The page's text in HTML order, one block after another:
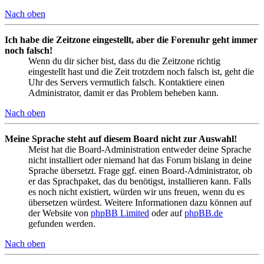
Nach oben
Ich habe die Zeitzone eingestellt, aber die Forenuhr geht immer
noch falsch!
Wenn du dir sicher bist, dass du die Zeitzone richtig
eingestellt hast und die Zeit trotzdem noch falsch ist, geht die
Uhr des Servers vermutlich falsch. Kontaktiere einen
Administrator, damit er das Problem beheben kann.
Nach oben
Meine Sprache steht auf diesem Board nicht zur Auswahl!
Meist hat die Board-Administration entweder deine Sprache
nicht installiert oder niemand hat das Forum bislang in deine
Sprache übersetzt. Frage ggf. einen Board-Administrator, ob
er das Sprachpaket, das du benötigst, installieren kann. Falls
es noch nicht existiert, würden wir uns freuen, wenn du es
übersetzen würdest. Weitere Informationen dazu können auf
der Website von phpBB Limited oder aufphpBB.de
gefunden werden.
Nach oben